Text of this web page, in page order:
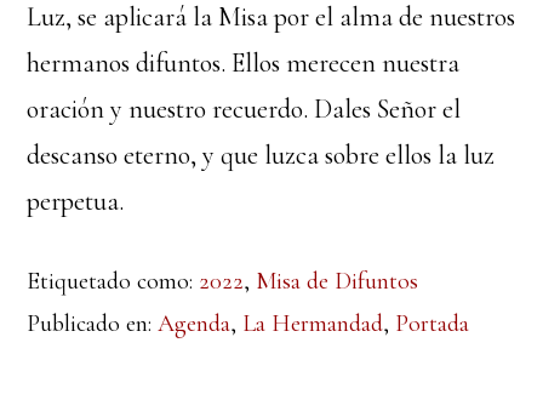
Luz, se aplicará la Misa por el alma de nuestros
hermanos difuntos. Ellos merecen nuestra
oración y nuestro recuerdo. Dales Señor el
descanso eterno, y que luzca sobre ellos la luz
perpetua.
Etiquetado como: 2022, Misa de Difuntos
Publicado en:Agenda, La Hermandad, Portada